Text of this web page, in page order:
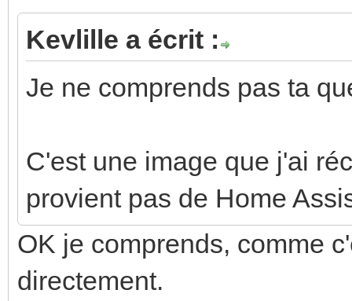
Kevlille a écrit :
Je ne comprends pas ta
C'est une image que j'ai
provient pas de Home
OK je comprends, comme
directement.